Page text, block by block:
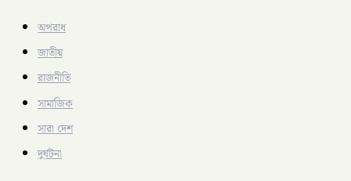
অপরাধ
জাতীয়
রাজনীতি
সামাজিক
সারা দেশ
দুর্ঘটনা